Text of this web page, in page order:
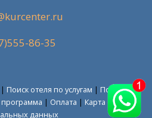
86-35
Поиск отеля по услугам | Поиск
| Оплата | Карта сайта
данных